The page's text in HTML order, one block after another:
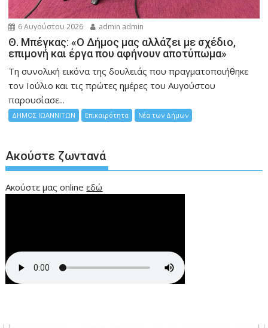
6 Αυγούστου 2026 admin admin
Θ. Μπέγκας: «Ο Δήμος μας αλλάζει με σχέδιο,
επιμονή και έργα που αφήνουν αποτύπωμα»
Τη συνολική εικόνα της δουλειάς που πραγματοποιήθηκε
τον Ιούλιο και τις πρώτες ημέρες του Αυγούστου
παρουσίασε...
ΔΗΜΟΣ ΙΩΑΝΝΙΤΩΝ Επικαιρότητα Νέα των Δήμων
Ακούστε ζωντανά
Ακούστε μας onlineεδώ